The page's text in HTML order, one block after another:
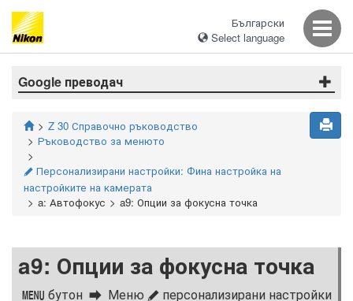
Български
Select language
Google преводач
Z 30 Справочно ръководство
Ръководство за менюто
A Персонализирани настройки: Фина настройка на
настройките на камерата
a: Автофокус
a9: Опции за фокусна точка
a9: Опции за фокусна точка
G бутон Меню A персонализирани настройки